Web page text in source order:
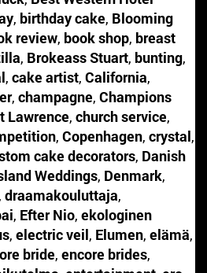
, birthday cake, Blooming
review, book shop, breast
, Brokeass Stuart, bunting,
, cake artist, California,
, champagne, Champions
Lawrence, church service,
, Copenhagen, crystal,
cake decorators, Danish
Weddings, Denmark,
, draamakouluttaja,
, Efter Nio, ekologinen
, electric veil, Elumen, elämä,
bride, encore brides,